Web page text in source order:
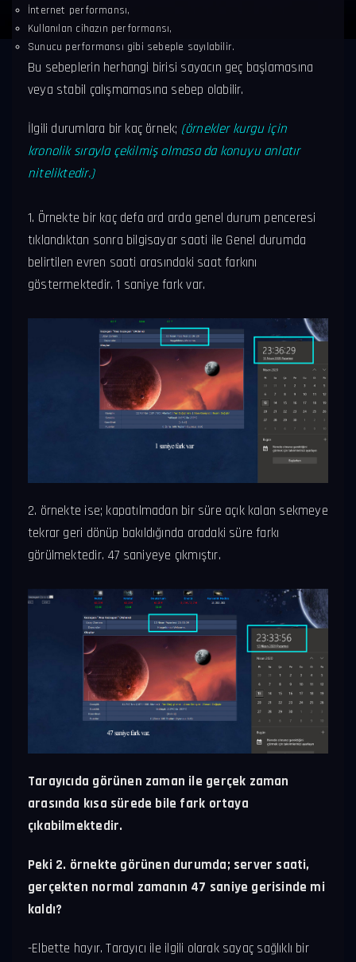
İnternet performansı,
Kullanılan cihazın performansı,
Sunucu performansı gibi sebeple sayılabilir.
Bu sebeplerin herhangi birisi sayacın geç başlamasına
veya stabil çalışmamasına sebep olabilir.
İlgili durumlara bir kaç örnek; (örnekler kurgu için
kronolik sırayla çekilmiş olmasa da konuyu anlatır
niteliktedir.)
1. Örnekte bir kaç defa ard arda genel durum penceresi
tıklandıktan sonra bilgisayar saati ile Genel durumda
belirtilen evren saati arasındaki saat farkını
göstermektedir. 1 saniye fark var.
2. örnekte ise; kapatılmadan bir süre açık kalan sekmeye
tekrar geri dönüp bakıldığında aradaki süre farkı
görülmektedir. 47 saniyeye çıkmıştır.
Tarayıcıda görünen zaman ile gerçek zaman
arasında kısa sürede bile fark ortaya
çıkabilmektedir.
Peki 2. örnekte görünen durumda; server saati,
gerçekten normal zamanın 47 saniye gerisinde mi
kaldı?
-Elbette hayır. Tarayıcı ile ilgili olarak sayaç sağlıklı bir